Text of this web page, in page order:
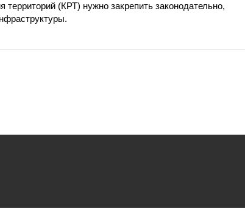
территорий (КРТ) нужно закрепить законодательно,